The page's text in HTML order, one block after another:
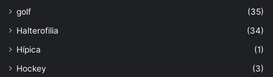
golf
(35)
Halterofilia
(34)
Hípica
(1)
Hockey
(3)